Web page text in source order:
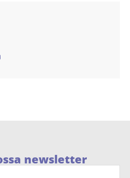
newsletter